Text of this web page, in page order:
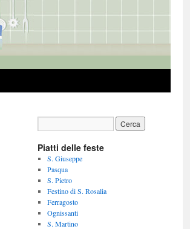
Piatti delle feste
S. Giuseppe
Pasqua
S. Pietro
Festino di S. Rosalia
Ferragosto
Ognissanti
S. Martino